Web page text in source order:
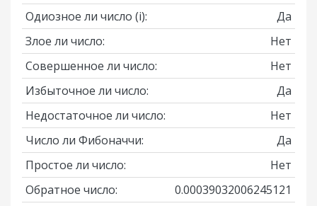
Одиозное ли число (i):
Да
Злое ли число:
Нет
Совершенное ли число:
Нет
Избыточное ли число:
Да
Недостаточное ли число:
Нет
Число ли Фибоначчи:
Да
Простое ли число:
Нет
Обратное число:
0.00039032006245121